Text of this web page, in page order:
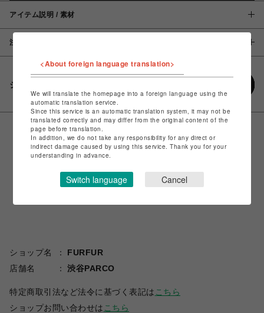
アイテム説明 / 素材
注意事項
シェアする
ショップ名
FURFUR
店舗名
渋谷PARCO
特定商取引法など法令に基づく表記は こちら
ショップお問い合わせは こちら
<About foreign language translation>
We will translate the homepage into a foreign language using the
automatic translation service.
Since this service is an automatic translation system, it may not be
translated correctly and may differ from the original content of the
page before translation.
In addition, we do not take any responsibility for any direct or
indirect damage caused by using this service. Thank you for your
understanding in advance.
Switch language Cancel